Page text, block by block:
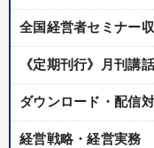
全国経営者セミナー
《定期刊行》月刊講
ダウンロード・配信
経営戦略・経営実務